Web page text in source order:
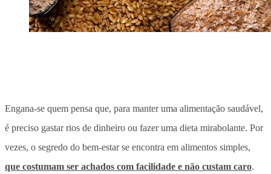
Engana-se quem pensa que, para manter uma alimentação saudável,
é preciso gastar rios de dinheiro ou fazer uma dieta mirabolante. Por
vezes, o segredo do bem-estar se encontra em alimentos simples,
que costumam ser achados com facilidade e não custam caro.